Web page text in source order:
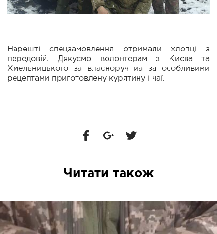
Нарешті спецзамовлення отримали хлопці з
передовій. Дякуємо волонтерам з Києва та
Хмельницького за власноруч иа за особливими
рецептами приготовлену курятину і чаї.
Читати також